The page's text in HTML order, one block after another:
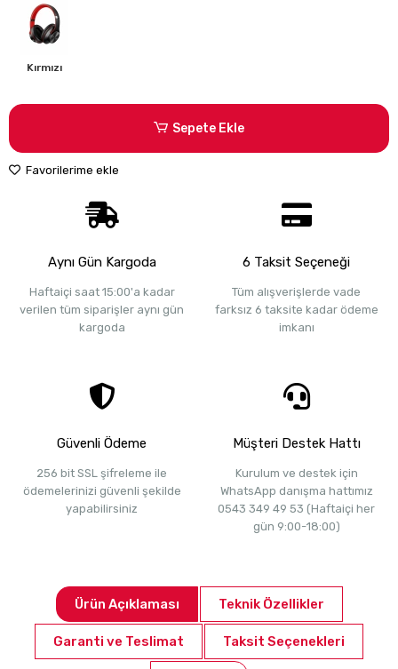
Kırmızı
Sepete Ekle
Favorilerime ekle
Aynı Gün Kargoda
Haftaiçi saat 15:00'a kadar
verilen tüm siparişler aynı gün
kargoda
6 Taksit Seçeneği
Tüm alışverişlerde vade
farksız 6 taksite kadar ödeme
imkanı
Güvenli Ödeme
256 bit SSL şifreleme ile
ödemelerinizi güvenli şekilde
yapabilirsiniz
Müşteri Destek Hattı
Kurulum ve destek için
WhatsApp danışma hattımız
0543 349 49 53 (Haftaiçi her
gün 9:00-18:00)
Ürün Açıklaması Teknik Özellikler
Garanti ve Teslimat Taksit Seçenekleri